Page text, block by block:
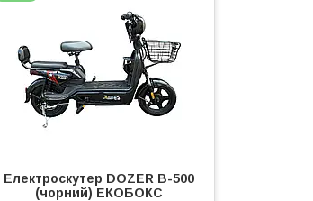
Електроcкутер DOZER B-500
(чорний) ЕКОБОКС